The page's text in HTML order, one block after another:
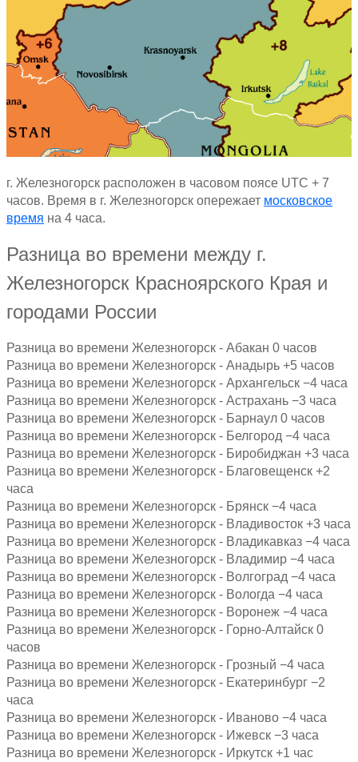
г. Железногорск расположен в часовом поясе UTC + 7
часов. Время в г. Железногорск опережает московское
время на 4 часа.
Разница во времени между г.
Железногорск Красноярского Края и
городами России
Разница во времени Железногорск - Абакан 0 часов
Разница во времени Железногорск - Анадырь +5 часов
Разница во времени Железногорск - Архангельск −4 часа
Разница во времени Железногорск - Астрахань −3 часа
Разница во времени Железногорск - Барнаул 0 часов
Разница во времени Железногорск - Белгород −4 часа
Разница во времени Железногорск - Биробиджан +3 часа
Разница во времени Железногорск - Благовещенск +2
часа
Разница во времени Железногорск - Брянск −4 часа
Разница во времени Железногорск - Владивосток +3 часа
Разница во времени Железногорск - Владикавказ −4 часа
Разница во времени Железногорск - Владимир −4 часа
Разница во времени Железногорск - Волгоград −4 часа
Разница во времени Железногорск - Вологда −4 часа
Разница во времени Железногорск - Воронеж −4 часа
Разница во времени Железногорск - Горно-Алтайск 0
часов
Разница во времени Железногорск - Грозный −4 часа
Разница во времени Железногорск - Екатеринбург −2
часа
Разница во времени Железногорск - Иваново −4 часа
Разница во времени Железногорск - Ижевск −3 часа
Разница во времени Железногорск - Иркутск +1 час